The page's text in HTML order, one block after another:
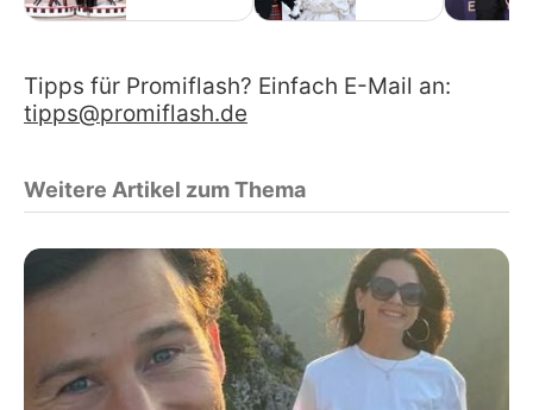
Tipps für Promiflash? Einfach E-Mail an:
tipps@promiflash.de
Weitere Artikel zum Thema